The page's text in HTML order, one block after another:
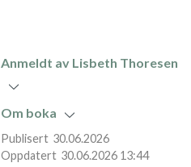
Anmeldt av Lisbeth Thoresen
Om boka
30.06.2026
30.06.2026 13:44